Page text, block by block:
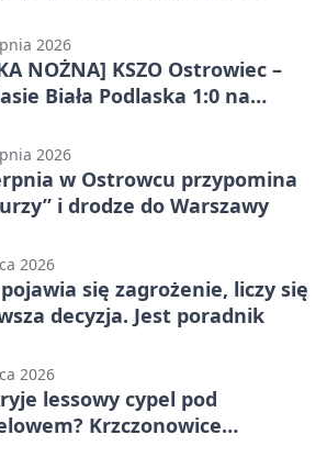
2026
NOŻNA] KSZO Ostrowiec –
Biała Podlaska 1:0 na
IV)
2026
w Ostrowcu przypomina
i drodze do Warszawy
2026
się zagrożenie, liczy się
decyzja. Jest poradnik
2026
lessowy cypel pod
Krzczonowice